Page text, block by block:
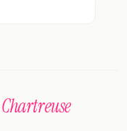
Chartreuse